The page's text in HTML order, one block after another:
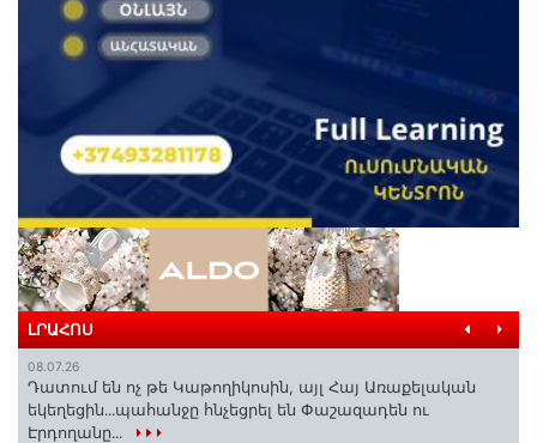
ԼՐԱՀՈՍ
08.07.26
Դատում են ոչ թե Կաթողիկոսին, այլ Հայ Առաքելական
եկեղեցին․․․պահանջը հնչեցրել են Փաշազադեն ու
Էրդողանը․․․